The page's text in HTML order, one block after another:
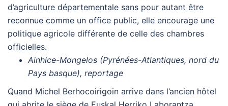
d’agriculture départementale sans pour autant être
reconnue comme un office public, elle encourage une
politique agricole différente de celle des chambres
officielles.
Ainhice-Mongelos (Pyrénées-Atlantiques, nord du
Pays basque), reportage
Quand Michel Berhocoirigoin arrive dans l’ancien hôtel